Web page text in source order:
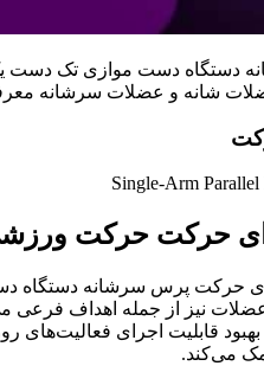
دست موازی تک دست یک
شانه و عضلات سرشانه
Single-Arm Parallel
حرکت حرکت
حرکت پرس سرشانه دستگاه
نیز از جمله اهداف فرعی
بهبود قابلیت اجرای
می‌کند.